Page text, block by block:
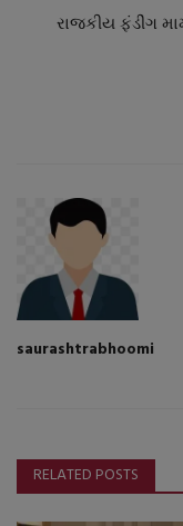
રાજકીય ફંડીંગ
saurashtrabhoomi
RELATED POSTS